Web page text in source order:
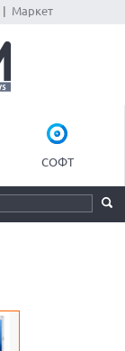
Маркет
СОФТ